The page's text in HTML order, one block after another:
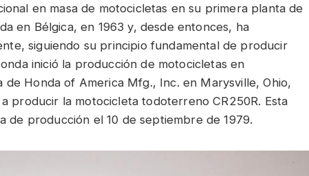
en masa de motocicletas en su primera planta de
en Bélgica, en 1963 y, desde entonces, ha
siguiendo su principio fundamental de producir
inició la producción de motocicletas en
de Honda of America Mfg., Inc. en Marysville, Ohio,
producir la motocicleta todoterreno CR250R. Esta
de producción el 10 de septiembre de 1979.